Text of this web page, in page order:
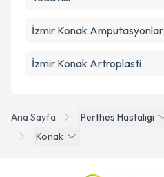
Ana Sayfa Perthes Hastaligi
Konak
İzmir Konak Amputasyonlar
İzmir Konak Artroplasti